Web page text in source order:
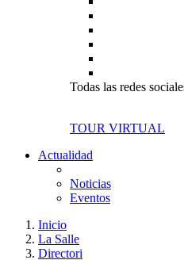
Todas las redes
TOUR VIRTUAL
Actualidad
Noticias
Eventos
Inicio
La Salle
Directori